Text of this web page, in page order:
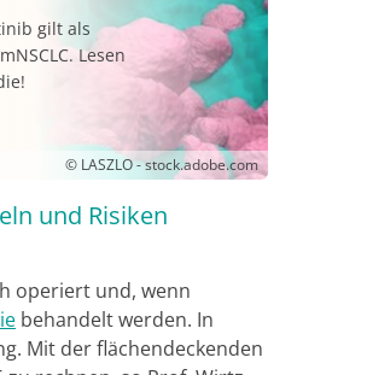
gilt als
Lesen
© LASZLO - stock.adobe.com
und Risiken
operiert und, wenn
behandelt werden. In
Mit der flächendeckenden